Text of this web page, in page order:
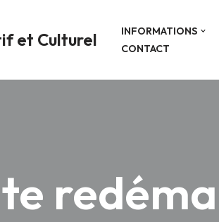
et Culturel INFORMATIONS
CONTACT